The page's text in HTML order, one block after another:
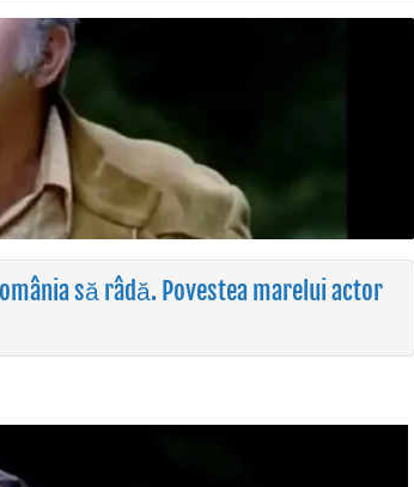
să râdă. Povestea marelui actor